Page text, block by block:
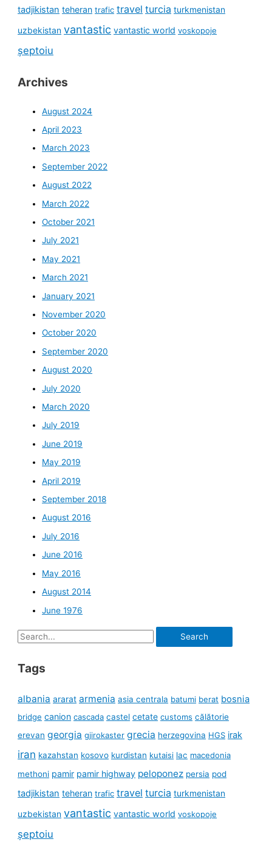
tadjikistan teheran trafic travel turcia turkmenistan
uzbekistan vantastic vantastic world voskopoje
șeptoiu
Archives
August 2024
April 2023
March 2023
September 2022
August 2022
March 2022
October 2021
July 2021
May 2021
March 2021
January 2021
November 2020
October 2020
September 2020
August 2020
July 2020
March 2020
July 2019
June 2019
May 2019
April 2019
September 2018
August 2016
July 2016
June 2016
May 2016
August 2014
June 1976
Search
Tags
albania ararat armenia asia centrala batumi berat bosnia
bridge canion cascada castel cetate customs călătorie
erevan georgia gjirokaster grecia herzegovina HGS irak
iran kazahstan kosovo kurdistan kutaisi lac macedonia
methoni pamir pamir highway peloponez persia pod
tadjikistan teheran trafic travel turcia turkmenistan
uzbekistan vantastic vantastic world voskopoje
șeptoiu